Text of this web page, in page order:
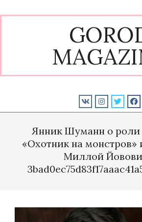
to
NavigationЯнник Шуманн о
«Охотник на монстров»
Миллой